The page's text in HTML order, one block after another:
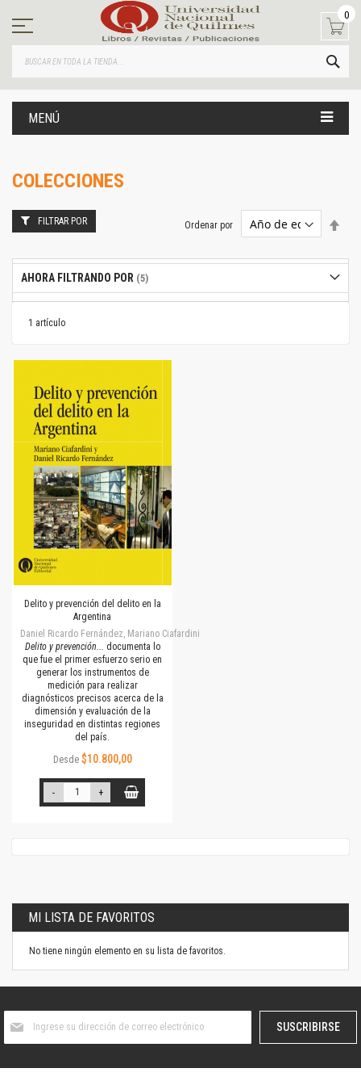
contenido
0
MENÚ
COLECCIONES
1 artículo
Ordenar por
Delito y prevención del delito en la
Argentina
Daniel Ricardo Fernández, Mariano Ciafardini
Delito y prevención...
documenta lo
que fue el primer esfuerzo serio en
generar los instrumentos de
medición para realizar
diagnósticos precisos acerca de la
dimensión y evaluación de la
inseguridad en distintas regiones
del país.
Desde $10.800,00
- +
FILTRAR POR
AHORA FILTRANDO POR
MI LISTA DE FAVORITOS
No tiene ningún elemento en su lista de favoritos.
boletín
SUSCRIBIRSE